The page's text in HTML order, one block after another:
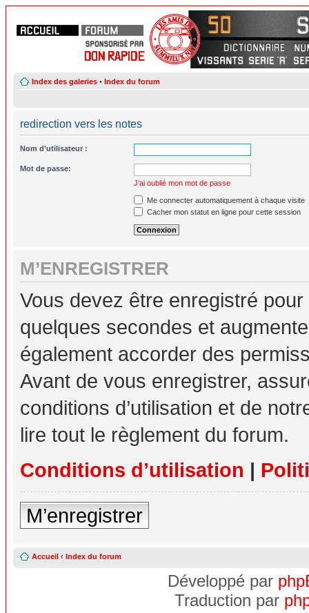
Index des galeries • Index du forum
redirection vers les notes
Nom d’utilisateur :
Mot de passe:
J’ai oublié mon mot de passe
Me connecter automatiquement à chaque visite
Cacher mon statut en ligne pour cette session
M’ENREGISTRER
Vous devez être enregistré
quelques secondes et
également accorder des
Avant de vous enregistrer,
conditions d’utilisation et de
lire tout le règlement du forum.
Conditions d’utilisation |
M’enregistrer
Accueil ‹ Index du forum
Développé par
Traduction par